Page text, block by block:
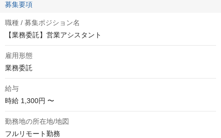
募集要項
職種 / 募集ポジション名
【業務委託】営業アシスタント
雇用形態
業務委託
給与
時給 1,300円 〜
勤務地の所在地/地図
フルリモート勤務